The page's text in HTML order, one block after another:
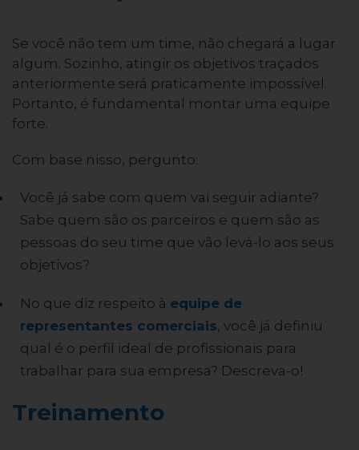
Se você não tem um time, não chegará a lugar
algum. Sozinho, atingir os objetivos traçados
anteriormente será praticamente impossível.
Portanto, é fundamental montar uma equipe
forte.
Com base nisso, pergunto:
Você já sabe com quem vai seguir adiante?
Sabe quem são os parceiros e quem são as
pessoas do seu time que vão levá-lo aos seus
objetivos?
No que diz respeito à equipe de
representantes comerciais , você já definiu
qual é o perfil ideal de profissionais para
trabalhar para sua empresa? Descreva-o!
Treinamento